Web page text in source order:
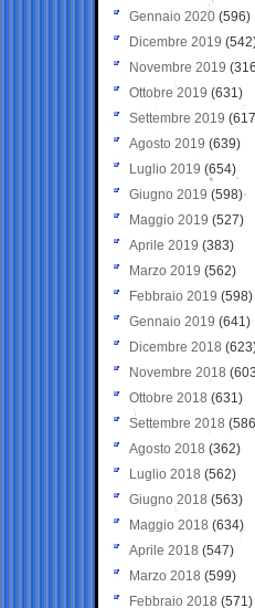
Gennaio 2020 (596)
Dicembre 2019
Novembre 2019
Ottobre 2019 (631)
Settembre 2019
Agosto 2019 (639)
Luglio 2019 (654)
Giugno 2019 (598)
Maggio 2019 (527)
Aprile 2019 (383)
Marzo 2019 (562)
Febbraio 2019 (598)
Gennaio 2019 (641)
Dicembre 2018
Novembre 2018
Ottobre 2018 (631)
Settembre 2018
Agosto 2018 (362)
Luglio 2018 (562)
Giugno 2018 (563)
Maggio 2018 (634)
Aprile 2018 (547)
Marzo 2018 (599)
Febbraio 2018 (571)